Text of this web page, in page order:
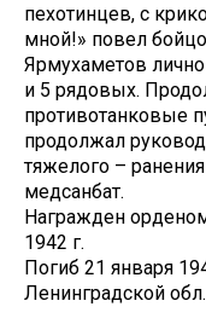
пехотинцев, с
мной!» повел
Ярмухаметов
и 5 рядовых.
противотанковые
продолжал
тяжелого –
медсанбат.
Награжден
1942 г.
Погиб 21 января
Ленинградской обл.